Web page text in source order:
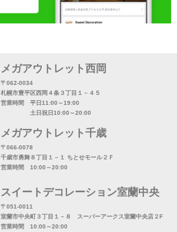
メガアウトレット西岡
〒062-0034
札幌市豊平区西岡４条３丁目１－４５
営業時間 平日11:00～19:00
土日祝日10:00～20:00
メガアウトレット千歳
〒066-0078
千歳市勇舞８丁目１－１ ちとせモール２Ｆ
営業時間 10:00～20:00
スイートデコレーション室蘭中央
〒051-0011
室蘭市中央町３丁目１－８ スーパーアークス室蘭中央店２F
営業時間 10:00～20:00